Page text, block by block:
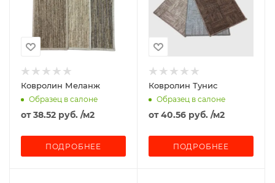
Ковролин Меланж
Образец в салоне
от38.52 руб. /м2
ПОДРОБНЕЕ
Ковролин Тунис
Образец в салоне
от40.56 руб. /м2
ПОДРОБНЕЕ